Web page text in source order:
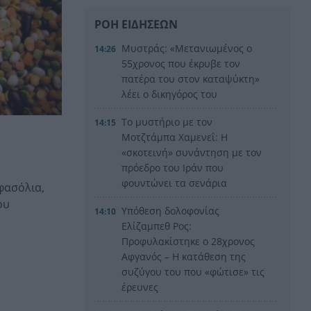
ΡΟΗ ΕΙΔΗΣΕΩΝ
14:26 Μυστράς: «Μετανιωμένος ο
55χρονος που έκρυβε τον
πατέρα του στον καταψύκτη»
λέει ο δικηγόρος του
14:15 Το μυστήριο με τον
Μοτζτάμπα Χαμενεΐ: Η
«σκοτεινή» συνάντηση με τον
πρόεδρο του Ιράν που
φουντώνει τα σενάρια
14:10 Υπόθεση δολοφονίας
Ελίζαμπεθ Ρος:
Προφυλακίστηκε ο 28χρονος
Αφγανός – Η κατάθεση της
συζύγου του που «φώτισε» τις
έρευνες